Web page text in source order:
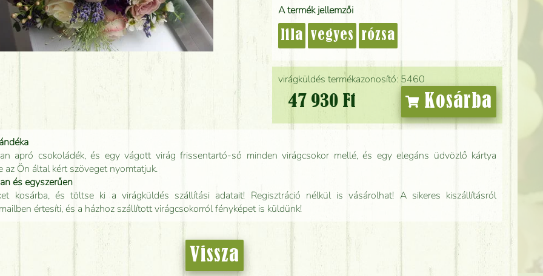
virágküldés termékazonosító: 5460
47 930 Ft Kosárba
A termék jellemzői
lila vegyes rózsa
apró csokoládék, és egy vágott virág frissentartó-só minden virágcsokor mellé, és egy elegáns üdvözlő kártya
az Ön által kért szöveget nyomtatjuk.
és egyszerűen
kosárba, és töltse ki a virágküldés szállítási adatait! Regisztráció nélkül is vásárolhat! A sikeres kiszállításról
értesíti, és a házhoz szállított virágcsokorról fényképet is küldünk!
Vissza